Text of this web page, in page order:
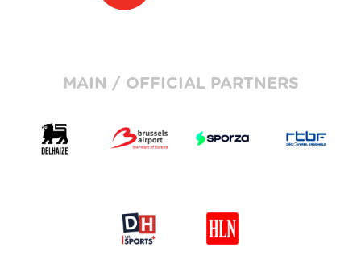
MAIN / OFFICIAL PARTNERS